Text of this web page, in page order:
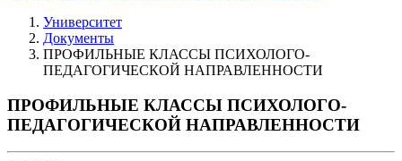
Университет
Документы
ПРОФИЛЬНЫЕ КЛАССЫ ПСИХОЛОГО-
ПЕДАГОГИЧЕСКОЙ НАПРАВЛЕННОСТИ
ПРОФИЛЬНЫЕ КЛАССЫ ПСИХОЛОГО-
ПЕДАГОГИЧЕСКОЙ НАПРАВЛЕННОСТИ